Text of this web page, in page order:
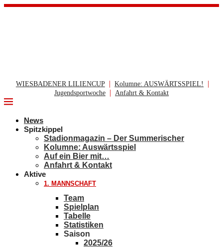
WIESBADENER LILIENCUP | Kolumne: AUSWÄRTSSPIEL! |
Jugendsportwoche | Anfahrt & Kontakt
News
Spitzkippel
Stadionmagazin – Der Summerischer
Kolumne: Auswärtsspiel
Auf ein Bier mit…
Anfahrt & Kontakt
Aktive
1. MANNSCHAFT
Team
Spielplan
Tabelle
Statistiken
Saison
2025/26